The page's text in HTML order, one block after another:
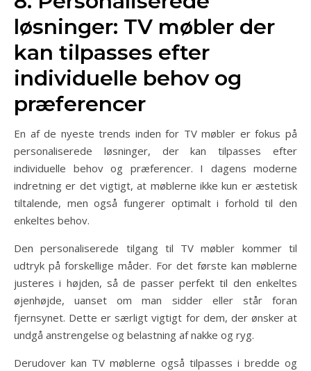
løsninger: TV møbler der
kan tilpasses efter
individuelle behov og
præferencer
En af de nyeste trends inden for TV møbler er fokus på
personaliserede løsninger, der kan tilpasses efter
individuelle behov og præferencer. I dagens moderne
indretning er det vigtigt, at møblerne ikke kun er æstetisk
tiltalende, men også fungerer optimalt i forhold til den
enkeltes behov.
Den personaliserede tilgang til TV møbler kommer til
udtryk på forskellige måder. For det første kan møblerne
justeres i højden, så de passer perfekt til den enkeltes
øjenhøjde, uanset om man sidder eller står foran
fjernsynet. Dette er særligt vigtigt for dem, der ønsker at
undgå anstrengelse og belastning af nakke og ryg.
Derudover kan TV møblerne også tilpasses i bredde og